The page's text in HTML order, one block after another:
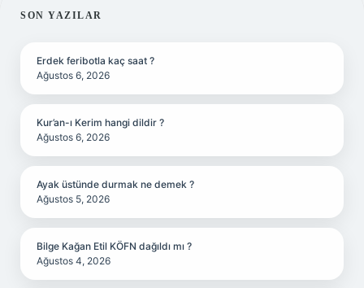
SIDEBAR
SON YAZILAR
Erdek feribotla kaç saat ?
Ağustos 6, 2026
Kur’an-ı Kerim hangi dildir ?
Ağustos 6, 2026
Ayak üstünde durmak ne demek ?
Ağustos 5, 2026
Bilge Kağan Etil KÖFN dağıldı mı ?
Ağustos 4, 2026